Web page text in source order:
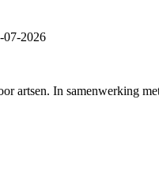
07-2026
artsen. In samenwerking